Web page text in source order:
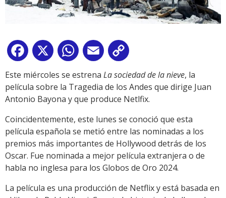
Facebook
X WhatsApp
Email
Link
Este miércoles se estrena La sociedad de la nieve, la
película sobre la Tragedia de los Andes que dirige Juan
Antonio Bayona y que produce Netlfix.
Coincidentemente, este lunes se conoció que esta
película española se metió entre las nominadas a los
premios más importantes de Hollywood detrás de los
Oscar. Fue nominada a mejor película extranjera o de
habla no inglesa para los Globos de Oro 2024.
La película es una producción de Netflix y está basada en